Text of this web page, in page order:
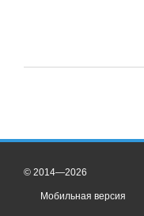
© 2014—2026
Мобильная версия